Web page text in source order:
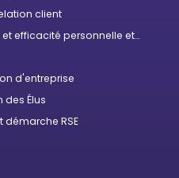
client
efficacité personnelle et
d'entreprise
des Élus
démarche RSE